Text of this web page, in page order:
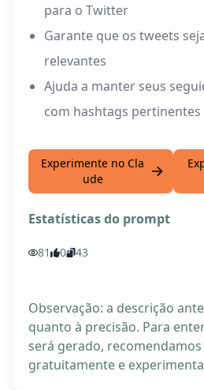
para o Twitter
Garante que os tweets
relevantes
Ajuda a manter seus
com hashtags pertinentes
Experimente no Cla
ude
Estatísticas do prompt
81 0 43
Observação: a descrição
quanto à precisão. Para
será gerado, recomendamos
gratuitamente e